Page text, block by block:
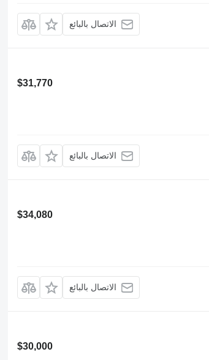
الاتصال بالبائع
$31,770
الاتصال بالبائع
$34,080
الاتصال بالبائع
$30,000